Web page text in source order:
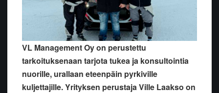
VL Management Oy on perustettu
tarkoituksenaan tarjota tukea ja konsultointia
nuorille, urallaan eteenpäin pyrkiville
kuljettajille. Yrityksen perustaja Ville Laakso on